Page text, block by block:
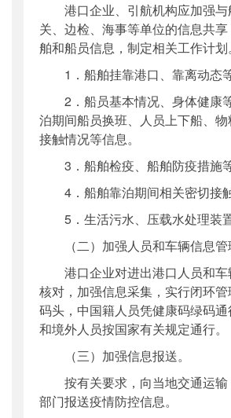
港口企业、引航机构应加强
关、边检、海事等单位的信息共
舶和船员信息，制定相关工作计划。
1．船舶挂靠港口、靠离动态
2．船员基本情况、身体健康
泊期间船员换班、人员上下船、
接触情况等信息。
3．船舶检疫、船舶防疫措施
4．船舶靠泊期间相关密切接
5．生活污水、压载水处理装
（二）加强人员和车辆信息管
港口企业对进出港口人员和车
核对，加强信息采集，实行闭环
码头，中国籍人员凭健康码绿码
和境外人员按国家有关规定通行。
（三）加强信息报送。
按有关要求，向当地交通运
部门报送疫情防控信息。